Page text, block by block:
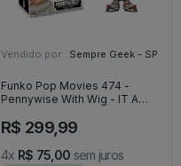
Vendido por: Sempre Geek - SP
Funko Pop Movies 474 -
Pennywise With Wig - IT A
R$ 299,99
4x R$ 75,00 sem juros